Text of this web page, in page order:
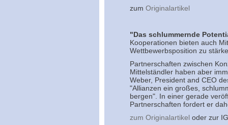
zum Originalartikel
"Das schlummernde
Kooperationen bieten auch
Wettbewerbsposition zu
Partnerschaften zwischen
Mittelständler haben aber
Weber, President and CEO
"Allianzen ein großes,
bergen". In einer gerade
Partnerschaften fordert er
zum Originalartikel oder zur